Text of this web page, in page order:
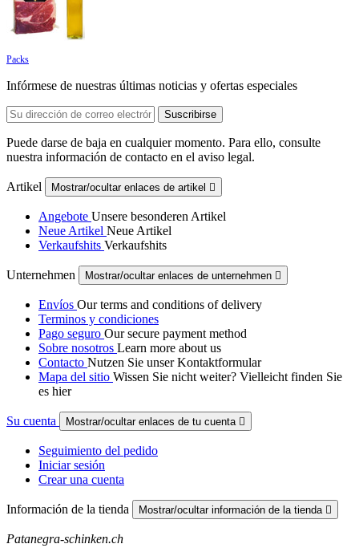
Packs
Infórmese de nuestras últimas noticias y ofertas especiales
Puede darse de baja en cualquier momento. Para ello, consulte
nuestra información de contacto en el aviso legal.
Artikel Mostrar/ocultar enlaces de artikel 
Angebote Unsere besonderen Artikel
Neue Artikel Neue Artikel
Verkaufshits Verkaufshits
Unternehmen Mostrar/ocultar enlaces de unternehmen 
Envíos Our terms and conditions of delivery
Terminos y condiciones
Pago seguro Our secure payment method
Sobre nosotros Learn more about us
Contacto Nutzen Sie unser Kontaktformular
Mapa del sitio Wissen Sie nicht weiter? Vielleicht finden Sie
es hier
Su cuenta Mostrar/ocultar enlaces de tu cuenta 
Seguimiento del pedido
Iniciar sesión
Crear una cuenta
Información de la tienda Mostrar/ocultar información de la tienda 
Patanegra-schinken.ch